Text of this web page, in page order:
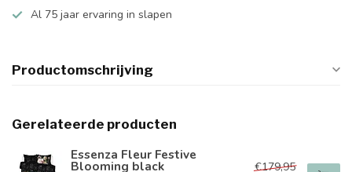
Al 75 jaar ervaring in slapen
Productomschrijving
Gerelateerde producten
Essenza Fleur Festive
Blooming black
€179,95